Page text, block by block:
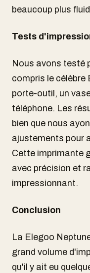
beaucoup plus
Tests
Nous avons testé
compris le célèbre
porte-outil, un
téléphone. Les
bien que nous
ajustements pour
Cette imprimante
avec précision et
impressionnant.
Conclusion
La Elegoo
grand volume
qu'il y ait eu